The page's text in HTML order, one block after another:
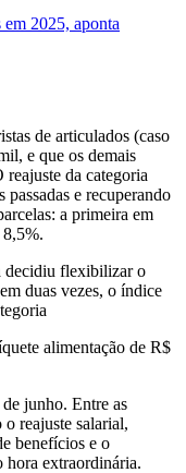
2025, aponta
de articulados (caso
e que os demais
da categoria
e recuperando
a primeira em
decidiu flexibilizar o
duas vezes, o índice
alimentação de R$
junho. Entre as
reajuste salarial,
benefícios e o
hora extraordinária.